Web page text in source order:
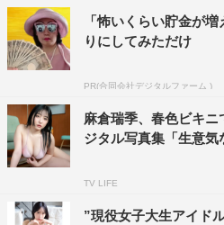
「怖いくらい貯金が
りにしてみただけ
PR(合同会社デジタルファーム )
麻倉瑞季、春色ビキ
ジタル写真集「生意
TV LIFE
”現役女子大生アイド